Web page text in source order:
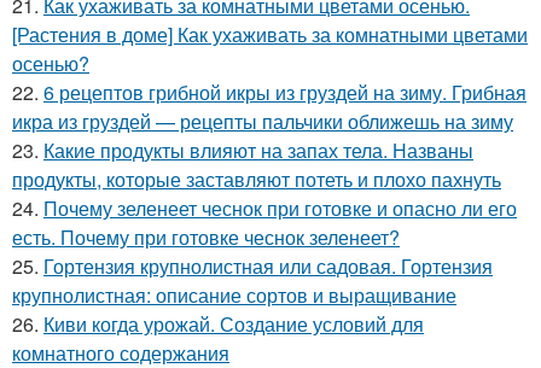
[Растения в доме] Как ухаживать за комнатными цветами
осенью?
22. 6 рецептов грибной икры из груздей на зиму. Грибная
икра из груздей — рецепты пальчики оближешь на зиму
23. Какие продукты влияют на запах тела. Названы
продукты, которые заставляют потеть и плохо пахнуть
24. Почему зеленеет чеснок при готовке и опасно ли его
есть. Почему при готовке чеснок зеленеет?
25. Гортензия крупнолистная или садовая. Гортензия
крупнолистная: описание сортов и выращивание
26. Киви когда урожай. Создание условий для
комнатного содержания